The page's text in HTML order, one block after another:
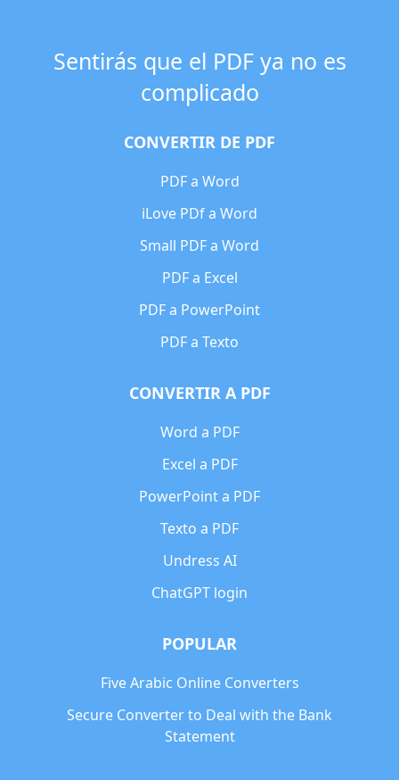
Sentirás que el PDF ya no es
complicado
CONVERTIR DE PDF
PDF a Word
iLove PDf a Word
Small PDF a Word
PDF a Excel
PDF a PowerPoint
PDF a Texto
CONVERTIR A PDF
Word a PDF
Excel a PDF
PowerPoint a PDF
Texto a PDF
Undress AI
ChatGPT login
POPULAR
Five Arabic Online Converters
Secure Converter to Deal with the Bank
Statement